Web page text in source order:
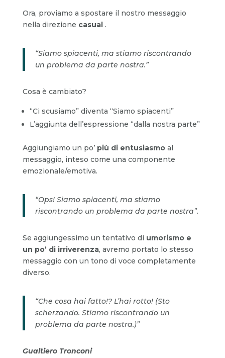
Ora, proviamo a spostare il nostro messaggio
nella direzione casual .
“Siamo spiacenti, ma stiamo riscontrando
un problema da parte nostra.”
Cosa è cambiato?
“Ci scusiamo” diventa “Siamo spiacenti”
L’aggiunta dell’espressione “dalla nostra parte”
Aggiungiamo un po’ più di entusiasmo al
messaggio, inteso come una componente
emozionale/emotiva.
“Ops! Siamo spiacenti, ma stiamo
riscontrando un problema da parte nostra”.
Se aggiungessimo un tentativo di umorismo e
un po’ di irriverenza, avremo portato lo stesso
messaggio con un tono di voce completamente
diverso.
“Che cosa hai fatto!? L’hai rotto! (Sto
scherzando. Stiamo riscontrando un
problema da parte nostra.)”
Gualtiero Tronconi